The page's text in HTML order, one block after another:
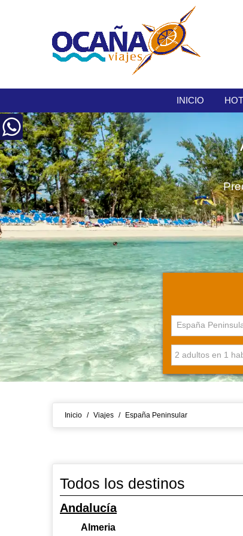
INICIO
España
Inicio / Viajes / España Peninsular
Todos los destinos
Andalucía
Almeria